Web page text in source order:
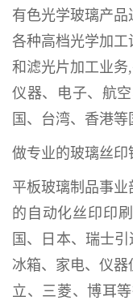
有色光学玻璃产
各种高档光学加
和滤光片加工业
仪器、电子、航
国、台湾、香港等
做专业的玻璃丝印
平板玻璃制品事
的自动化丝印印
国、日本、瑞士
冰箱、家电、仪
立、三菱、博耳